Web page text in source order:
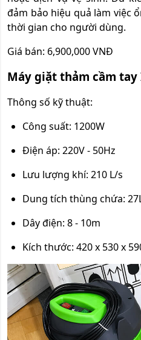
đảm bảo hiệu quả làm việc
thời gian cho người dùng.
Giá bán: 6,900,000 VNĐ
Máy giặt thảm cầm tay
Thông số kỹ thuật:
Công suất: 1200W
Điện áp: 220V - 50Hz
Lưu lượng khí: 210 L/s
Dung tích thùng chứa:
Dây điện: 8 - 10m
Kích thước: 420 x 530 x